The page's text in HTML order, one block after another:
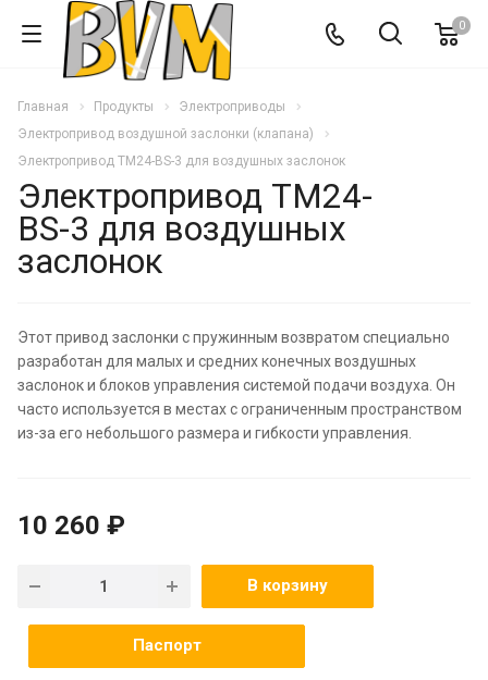
0
Главная Продукты
Электроприводы
Электропривод воздушной заслонки (клапана)
Электропривод TM24-BS-3 для воздушных заслонок
Электропривод TM24-
BS-3 для воздушных
заслонок
Этот привод заслонки с пружинным возвратом специально
разработан для малых и средних конечных воздушных
заслонок и блоков управления системой подачи воздуха. Он
часто используется в местах с ограниченным пространством
из-за его небольшого размера и гибкости управления.
10 260 ₽
В корзину
Паспорт